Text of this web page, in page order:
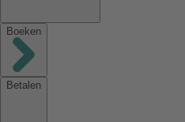
Boeken
Betalen